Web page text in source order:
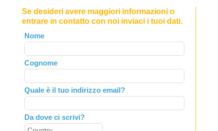
Se desideri avere maggiori informazioni o
entrare in contatto con noi inviaci i tuoi dati.
Leave
this
field
blank
Nome
Cognome
Quale è il tuo indirizzo email?
Da dove ci scrivi?